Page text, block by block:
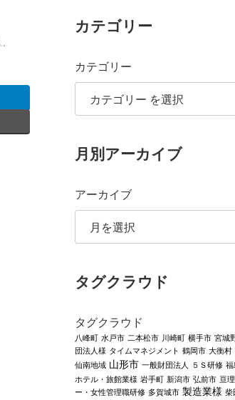
カテゴリー
カテゴリー
月別アーカイブ
アーカイブ
タグクラウド
タグクラウド
八峰町 水戸市 二本松市 川崎町 横手市 宮城
団法人様 タイムマネジメント 鶴岡市 大衡村
仙南地域 山形市 一般財団法人 ５Ｓ研修 福
ホテル・旅館業様 岩手町 新潟市 弘前市 亘
ー・女性管理職研修 多賀城市 製造業様 柴